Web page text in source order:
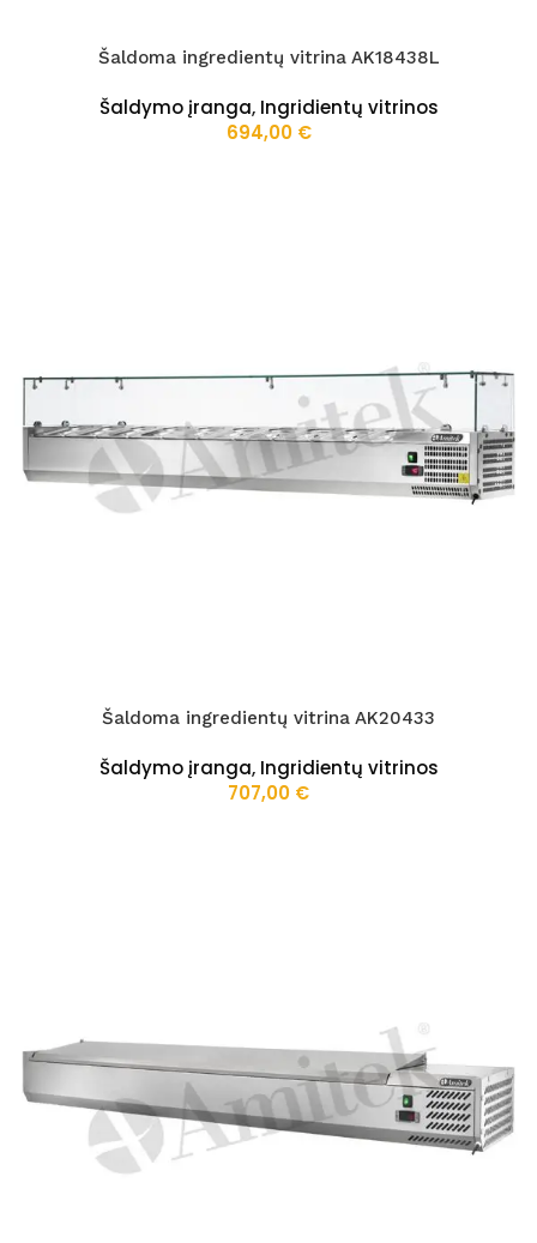
Šaldoma ingredientų vitrina AK18438L
Šaldymo įranga, Ingridientų vitrinos
694,00 €
Šaldoma ingredientų vitrina AK20433
Šaldymo įranga, Ingridientų vitrinos
707,00 €